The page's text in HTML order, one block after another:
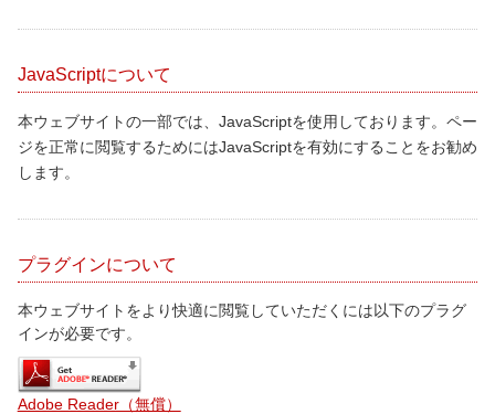
JavaScriptについて
本ウェブサイトの一部では、JavaScriptを使用しております。ペー
ジを正常に閲覧するためにはJavaScriptを有効にすることをお勧め
します。
プラグインについて
本ウェブサイトをより快適に閲覧していただくには以下のプラグ
インが必要です。
Adobe Reader（無償）